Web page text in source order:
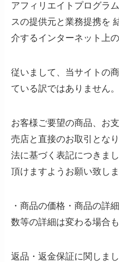
アフィリエイトプログラ
スの提供元と業務提携を
介するインターネット上
従いまして、当サイトの
ている訳ではありません。
お客様ご要望の商品、お
売店と直接のお取引とな
法に基づく表記につきま
頂けますようお願い致しま
・商品の価格・商品の詳
数等の詳細は変わる場合
返品・返金保証に関しま